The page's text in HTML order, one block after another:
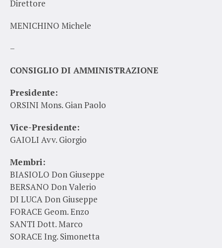
Direttore
MENICHINO Michele
–
CONSIGLIO DI AMMINISTRAZIONE
Presidente:
ORSINI Mons. Gian Paolo
Vice-Presidente:
GAIOLI Avv. Giorgio
Membri:
BIASIOLO Don Giuseppe
BERSANO Don Valerio
DI LUCA Don Giuseppe
FORACE Geom. Enzo
SANTI Dott. Marco
SORACE Ing. Simonetta